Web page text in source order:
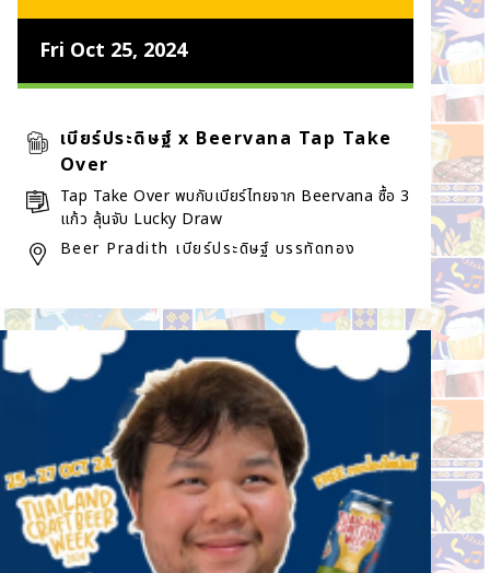
Fri Oct 25, 2024
เบียร์ประดิษฐ์ x Beervana Tap Take
Over
Tap Take Over พบกับเบียร์ไทยจาก Beervana ซื้อ 3
แก้ว ลุ้นจับ Lucky Draw
Beer Pradith เบียร์ประดิษฐ์ บรรทัดทอง